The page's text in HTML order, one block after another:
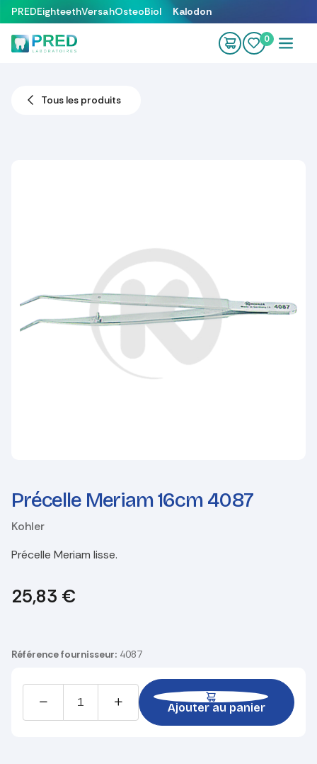
Se rendre au contenu
PREDEighteethVersahOsteoBiol Kalodon
0
Tous les produits
Précelle Meriam 16cm 4087
Kohler
Précelle Meriam lisse.
25,83 €
Référence fournisseur: 4087
Ajouter au panier